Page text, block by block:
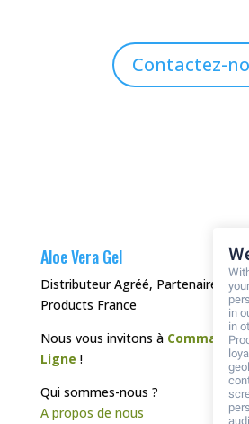
Contactez-
Aloe Vera Gel
Distributeur Agréé, Partenaire de
Products France
Nous vous invitons à
Ligne !
Qui sommes-nous ?
A propos de nous
in
in